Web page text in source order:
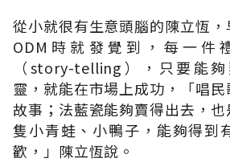
從小就很有生意頭腦的陳立恆
ODM時就發覺到，每一件
（story-telling），只要能
靈，就能在市場上成功，「唱
故事；法藍瓷能夠賣得出去，
隻小青蛙、小鴨子，能夠得到
歡，」陳立恆說。